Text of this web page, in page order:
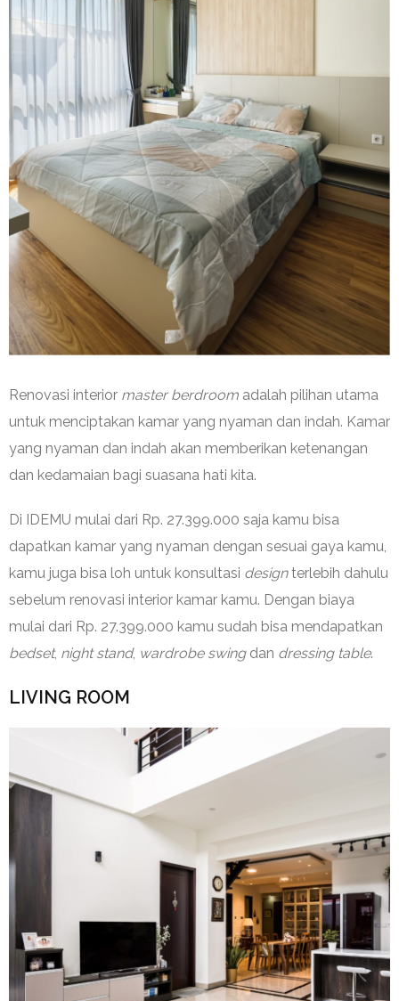
Renovasi interior master berdroom adalah pilihan utama
untuk menciptakan kamar yang nyaman dan indah. Kamar
yang nyaman dan indah akan memberikan ketenangan
dan kedamaian bagi suasana hati kita.
Di IDEMU mulai dari Rp. 27.399.000 saja kamu bisa
dapatkan kamar yang nyaman dengan sesuai gaya kamu,
kamu juga bisa loh untuk konsultasi designterlebih dahulu
sebelum renovasi interior kamar kamu. Dengan biaya
mulai dari Rp. 27.399.000 kamu sudah bisa mendapatkan
bedset, night stand, wardrobe swing dan dressing table.
LIVING ROOM